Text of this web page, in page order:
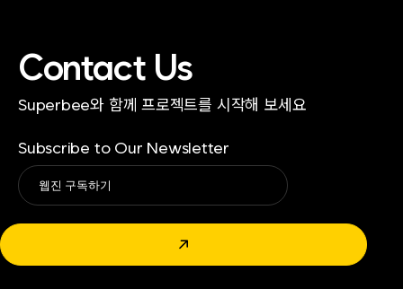
Contact Us
Superbee와 함께 프로젝트를 시작해 보세요
Subscribe to Our Newsletter
↗
Alternative: